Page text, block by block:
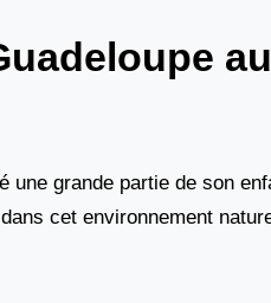
une grande partie de son
cet environnement